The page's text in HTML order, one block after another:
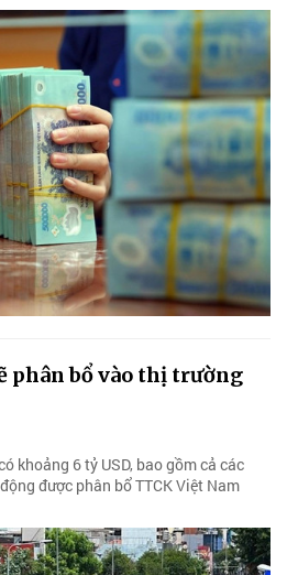
phân bổ vào thị trường
khoảng 6 tỷ USD, bao gồm cả các
được phân bổ TTCK Việt Nam